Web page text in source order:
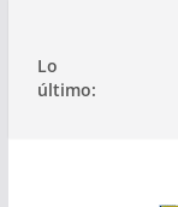
contenido
Lo
último: